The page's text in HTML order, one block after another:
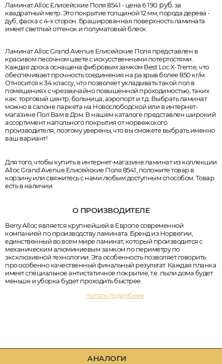
Ламинат Alloc Елисейские Поля 8541 - цена 6 190 руб.за
квадратный метр. Это покрытие толщиной 12 мм, порода дерева -
дуб, фаска с 4-х сторон. Брашированная поверхность ламината
имеет светлый оттенок и полуматовый блеск.
Ламинат Alloc Grand Avenue Елисейские Поля представлен в
красивом песочном цвете с искусственными потертостями.
Каждая доска оснащена фибровым замком Best Loc X-Treme, что
обеспечивает прочность соединения на разрыв более 850 кг/м.
Относится к 34 классу, что позволяет укладывать такой пол в
помещениях с чрезвычайно повышенной проходимостью, таких
как: торговый центр, больница, аэропорт и т.д. Выбрать ламинат
можно в салоне паркета на Новослободской или в интернет-
магазине Пол Вам в Дом. В нашем каталоге представлен широкий
ассортимент напольного покрытия от норвежского
производителя, поэтому уверены, что вы сможете выбрать именно
ваш вариант!
Для того, чтобы купить в интернет-магазине ламинат из коллекции
Alloc Grand Avenue Елисейские Поля 8541, положите товар в
корзину или свяжитесь с нами любым доступным способом. Товар
есть в наличии.
О ПРОИЗВОДИТЕЛЕ
Berry Alloc является крупнейшей в Европе современной
компанией по производству ламината. Бренд из Норвегии,
единственный во всем мире ламинат, который производится с
механическим алюминиевым замком по периметру по
эксклюзивной технологии. Эта особенность позволяет говорить
про особенно качественный финальный результат. Каждая планка
имеет специальное антистатичное покрытие, т.е. пыли дома будет
меньше и уборка будет проходить быстрее.
Читать подробнее
АНАЛОГИ